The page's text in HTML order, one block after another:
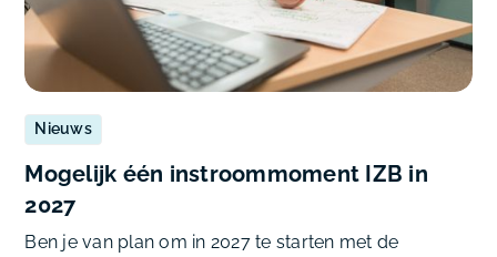
Nieuws
Mogelijk één instroommoment IZB in
2027
Ben je van plan om in 2027 te starten met de